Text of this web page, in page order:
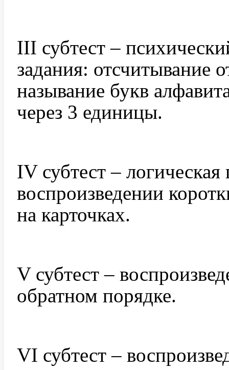
III субтест –
задания: отсчитывание
называние букв
через 3 единицы.
IV субтест –
воспроизведении
на карточках.
V субтест –
обратном порядке.
VI субтест –